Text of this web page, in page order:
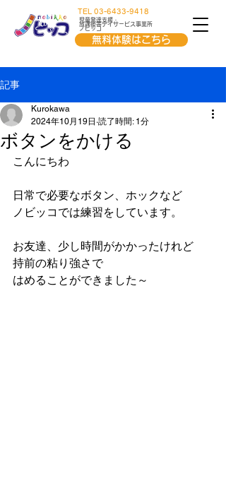
TEL 03-6433-9418
無料体験はこちら
児童発達支援・
放課後等デイサービス事業所
ノビッコ
記事
ボタンをかける
Kurokawa
2024年10月19日 読了時間: 1分
こんにちわ
日常で必要なボタン、ホックなど
ノビッコでは練習をしています。
お友達、少し時間がかかったけれど
持前の粘り強さで
はめることができました～